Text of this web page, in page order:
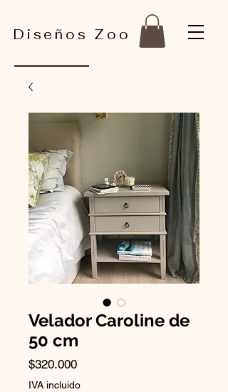
Diseños Zoo
Velador Caroline de
50 cm
$320.000Precio
IVA incluido